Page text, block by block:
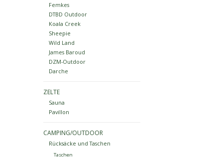
Femkes
DTBD Outdoor
Koala Creek
Sheepie
Wild Land
James Baroud
DZM-Outdoor
Darche
ZELTE
Sauna
Pavillon
CAMPING/OUTDOOR
Rücksäcke und Taschen
Taschen